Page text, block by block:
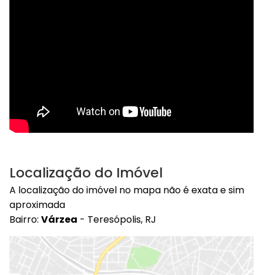
Localização do Imóvel
A localização do imóvel no mapa não é exata e sim
aproximada
Bairro: Várzea - Teresópolis, RJ